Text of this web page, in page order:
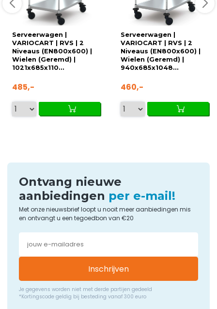
Serveerwagen |
VARIOCART | RVS | 2
Niveaus (EN800x600) |
Wielen (Geremd) |
1021x685x110...
485,-
Serveerwagen |
VARIOCART | RVS | 2
Niveaus (EN800x600) |
Wielen (Geremd) |
940x685x1048...
460,-
Ontvang nieuwe
aanbiedingen per e-mail!
Met onze nieuwsbrief loopt u nooit meer aanbiedingen mis
en ontvangt u een tegoedbon van €20
Inschrijven
Je gegevens worden niet met derde partijen gedeeld
*Kortingscode geldig bij besteding vanaf 300 euro